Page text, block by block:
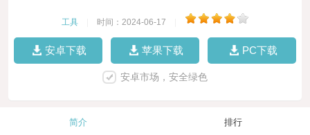
工具 时间：2024-06-17
安卓下载 苹果下载 PC下载
安卓市场，安全绿色
简介 排行